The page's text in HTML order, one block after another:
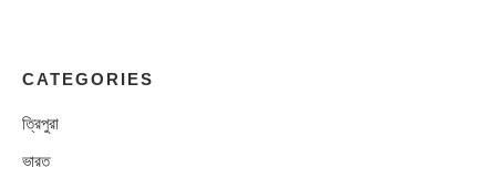
CATEGORIES
ত্রিপুরা
ভারত